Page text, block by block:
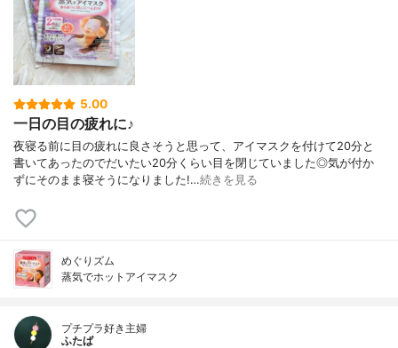
5.00
一日の目の疲れに♪
夜寝る前に目の疲れに良さそうと思って、アイマスクを付けて20分と
書いてあったのでだいたい20分くらい目を閉じていました◎気が付か
ずにそのまま寝そうになりました!…続きを見る
めぐりズム
蒸気でホットアイマスク
プチプラ好き主婦
ふたば